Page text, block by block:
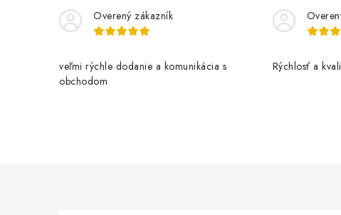
Overený zákazník
veľmi rýchle dodanie a komunikácia s
obchodom
Rýchlosť a